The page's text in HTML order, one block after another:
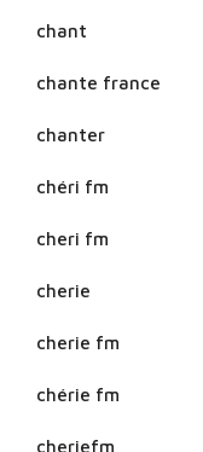
chant
chante france
chanter
chéri fm
cheri fm
cherie
cherie fm
chérie fm
cheriefm